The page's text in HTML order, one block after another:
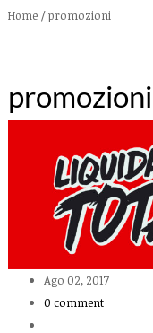
Home /promozioni
promozioni
Ago 02, 2017
0 comment